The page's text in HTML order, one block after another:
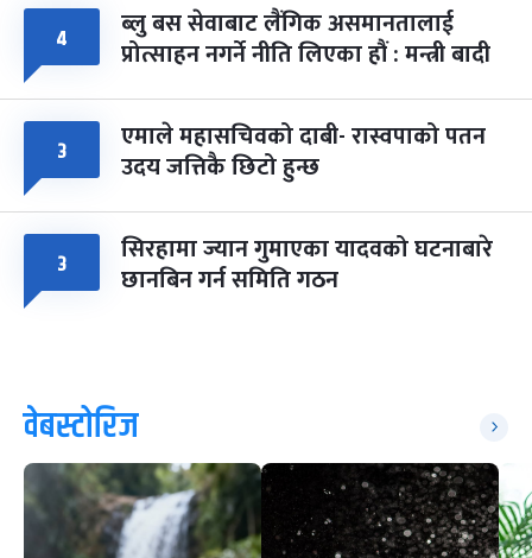
४ ब्लु बस सेवाबाट लैंगिक असमानतालाई
प्रोत्साहन नगर्ने नीति लिएका हौं : मन्त्री बादी
३ एमाले महासचिवको दाबी- रास्वपाको पतन
उदय जत्तिकै छिटो हुन्छ
३ सिरहामा ज्यान गुमाएका यादवको घटनाबारे
छानबिन गर्न समिति गठन
वेबस्टोरिज